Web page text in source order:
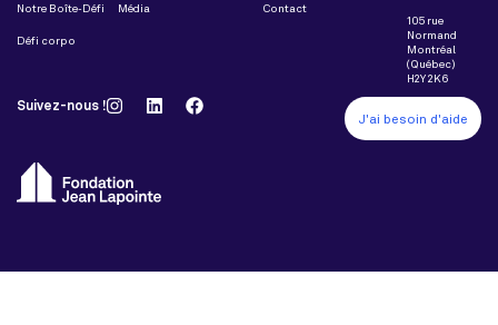
Notre Boîte-Défi
Défi corpo
Média Contact
105 rue
Normand
Montréal
(Québec)
H2Y 2K6
Suivez-nous !
J'ai besoin d'aide